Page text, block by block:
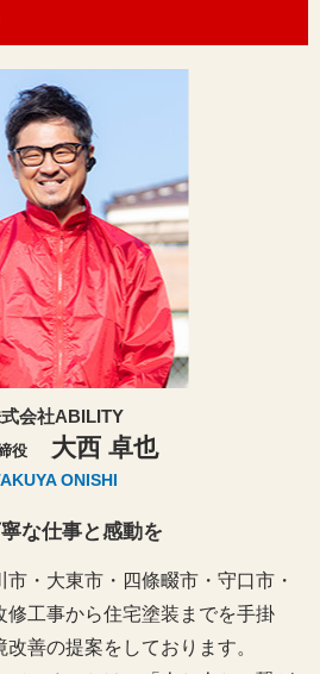
会社ABILITY
役 大西 卓也
ONISHI
な仕事と感動を
・大東市・四條畷市・守口市・
修工事から住宅塗装までを手掛
善の提案をしております。